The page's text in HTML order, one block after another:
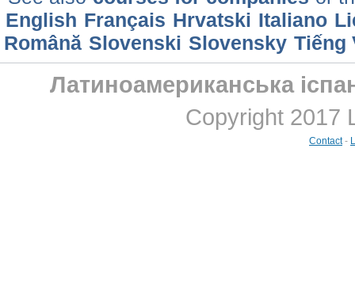
English Français Hrvatski Italiano
Română Slovenski Slovensky Tiếng
Латиноамериканська
Copyright 2017
Contact-